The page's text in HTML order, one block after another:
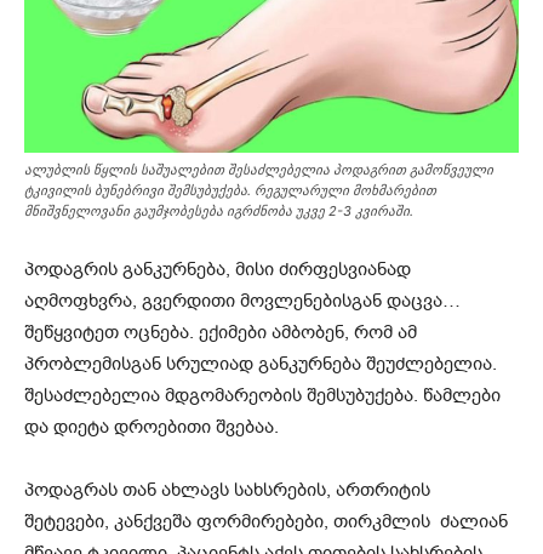
ალუბლის წყლის საშუალებით შესაძლებელია პოდაგრით გამოწვეული
ტკივილის ბუნებრივი შემსუბუქება. რეგულარული მოხმარებით
მნიშვნელოვანი გაუმჯობესება იგრძნობა უკვე 2-3 კვირაში.
პოდაგრის განკურნება, მისი ძირფესვიანად
აღმოფხვრა, გვერდითი მოვლენებისგან დაცვა…
შეწყვიტეთ ოცნება. ექიმები ამბობენ, რომ ამ
პრობლემისგან სრულიად განკურნება შეუძლებელია.
შესაძლებელია მდგომარეობის შემსუბუქება. წამლები
და დიეტა დროებითი შვებაა.
პოდაგრას თან ახლავს სახსრების, ართრიტის
შეტევები, კანქვეშა ფორმირებები, თირკმლის ძალიან